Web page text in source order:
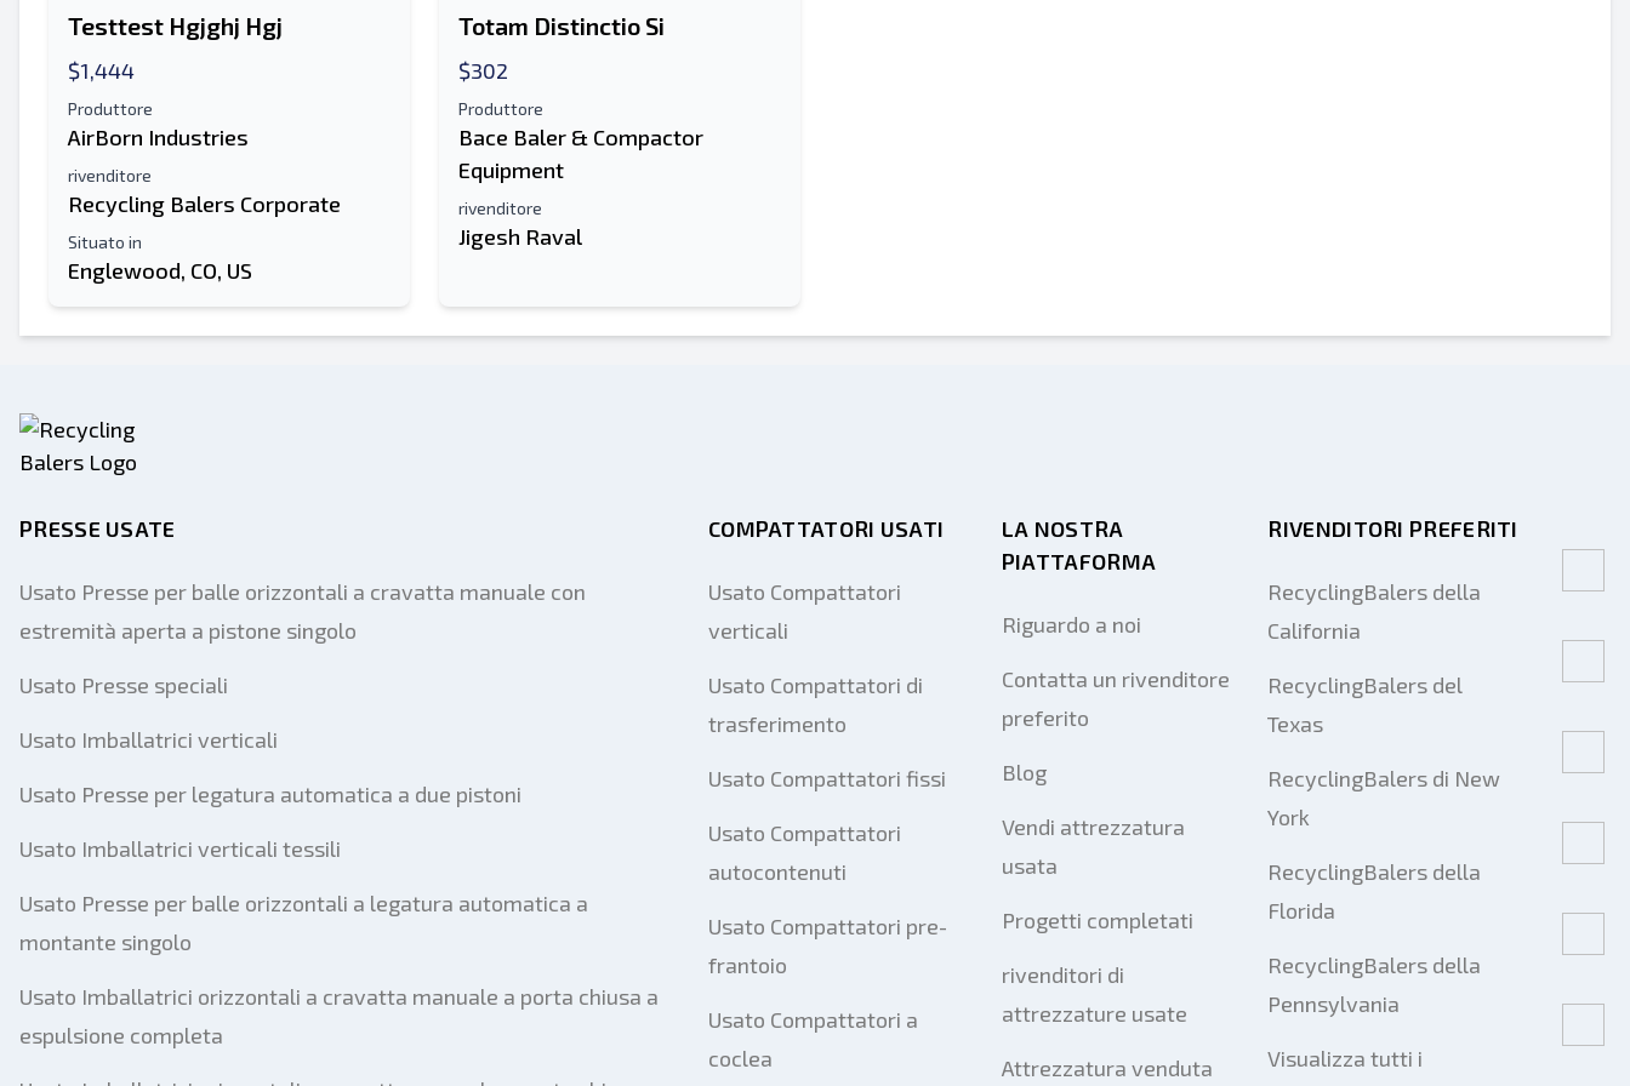
Testtest Hgjghj Hgj
$1,444
Produttore
AirBorn Industries
rivenditore
Recycling Balers Corporate
Situato in
Englewood, CO, US
Totam Distinctio Si
$302
Produttore
Bace Baler & Compactor
Equipment
rivenditore
Jigesh Raval
PRESSE USATE
Usato Presse per balle orizzontali a cravatta manuale con
estremità aperta a pistone singolo
Usato Presse speciali
Usato Imballatrici verticali
Usato Presse per legatura automatica a due pistoni
Usato Imballatrici verticali tessili
Usato Presse per balle orizzontali a legatura automatica a
montante singolo
Usato Imballatrici orizzontali a cravatta manuale a porta chiusa a
espulsione completa
COMPATTATORI USATI
Usato Compattatori
verticali
Usato Compattatori di
trasferimento
Usato Compattatori fissi
Usato Compattatori
autocontenuti
Usato Compattatori pre-
frantoio
Usato Compattatori a
coclea
LA NOSTRA
PIATTAFORMA
Riguardo a noi
Contatta un rivenditore
preferito
Blog
Vendi attrezzatura
usata
Progetti completati
rivenditori di
attrezzature usate
Attrezzatura venduta
RIVENDITORI PREFERITI
RecyclingBalers della
California
RecyclingBalers del
Texas
RecyclingBalers di New
York
RecyclingBalers della
Florida
RecyclingBalers della
Pennsylvania
Visualizza tutti i